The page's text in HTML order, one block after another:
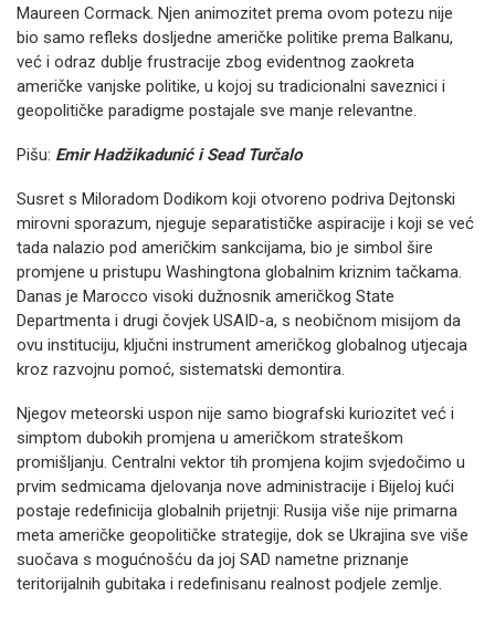
Maureen Cormack. Njen animozitet prema ovom potezu nije
bio samo refleks dosljedne američke politike prema Balkanu,
već i odraz dublje frustracije zbog evidentnog zaokreta
američke vanjske politike, u kojoj su tradicionalni saveznici i
geopolitičke paradigme postajale sve manje relevantne.
Pišu: Emir Hadžikadunić i Sead Turčalo
Susret s Miloradom Dodikom koji otvoreno podriva Dejtonski
mirovni sporazum, njeguje separatističke aspiracije i koji se već
tada nalazio pod američkim sankcijama, bio je simbol šire
promjene u pristupu Washingtona globalnim kriznim tačkama.
Danas je Marocco visoki dužnosnik američkog State
Departmenta i drugi čovjek USAID-a, s neobičnom misijom da
ovu instituciju, ključni instrument američkog globalnog utjecaja
kroz razvojnu pomoć, sistematski demontira.
Njegov meteorski uspon nije samo biografski kuriozitet već i
simptom dubokih promjena u američkom strateškom
promišljanju. Centralni vektor tih promjena kojim svjedočimo u
prvim sedmicama djelovanja nove administracije i Bijeloj kući
postaje redefinicija globalnih prijetnji: Rusija više nije primarna
meta američke geopolitičke strategije, dok se Ukrajina sve više
suočava s mogućnošću da joj SAD nametne priznanje
teritorijalnih gubitaka i redefinisanu realnost podjele zemlje.